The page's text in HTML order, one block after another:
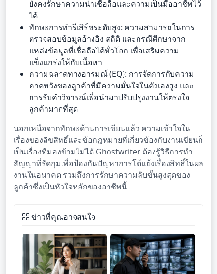
ยังคงรักษาความน่าเชื่อถือและความเป็นมืออาชีพไว้
ได้
ทักษะการทำรีเสิร์ชระดับสูง: ความสามารถในการ
ตรวจสอบข้อมูลอ้างอิง สถิติ และกรณีศึกษาจาก
แหล่งข้อมูลที่เชื่อถือได้ทั่วโลก เพื่อเสริมความ
แข็งแกร่งให้กับเนื้อหา
ความฉลาดทางอารมณ์ (EQ): การจัดการกับความ
คาดหวังของลูกค้าที่มีความมั่นใจในตัวเองสูง และ
การรับคำวิจารณ์เพื่อนำมาปรับปรุงงานให้ตรงใจ
ลูกค้ามากที่สุด
นอกเหนือจากทักษะด้านการเขียนแล้ว ความเข้าใจใน
เรื่องของลิขสิทธิ์และข้อกฎหมายที่เกี่ยวข้องกับงานเขียนก็
เป็นเรื่องที่มองข้ามไม่ได้ Ghostwriter ต้องรู้วิธีการทำ
สัญญาที่รัดกุมเพื่อป้องกันปัญหาการโต้แย้งเรื่องสิทธิ์ในผล
งานในอนาคต รวมถึงการรักษาความลับขั้นสูงสุดของ
ลูกค้าซึ่งเป็นหัวใจหลักของอาชีพนี้
ข่าวที่คุณอาจสนใจ